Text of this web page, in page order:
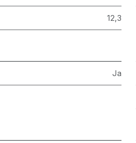
12,3
Ja